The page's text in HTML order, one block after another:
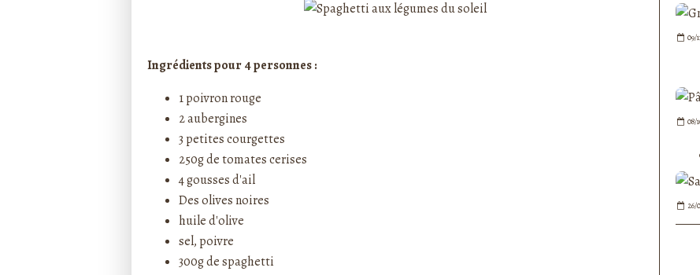
Ingrédients pour 4 personnes :
1 poivron rouge
2 aubergines
3 petites courgettes
250g de tomates cerises
4 gousses d'ail
Des olives noires
huile d'olive
sel, poivre
300g de spaghetti
09/
08/
26/